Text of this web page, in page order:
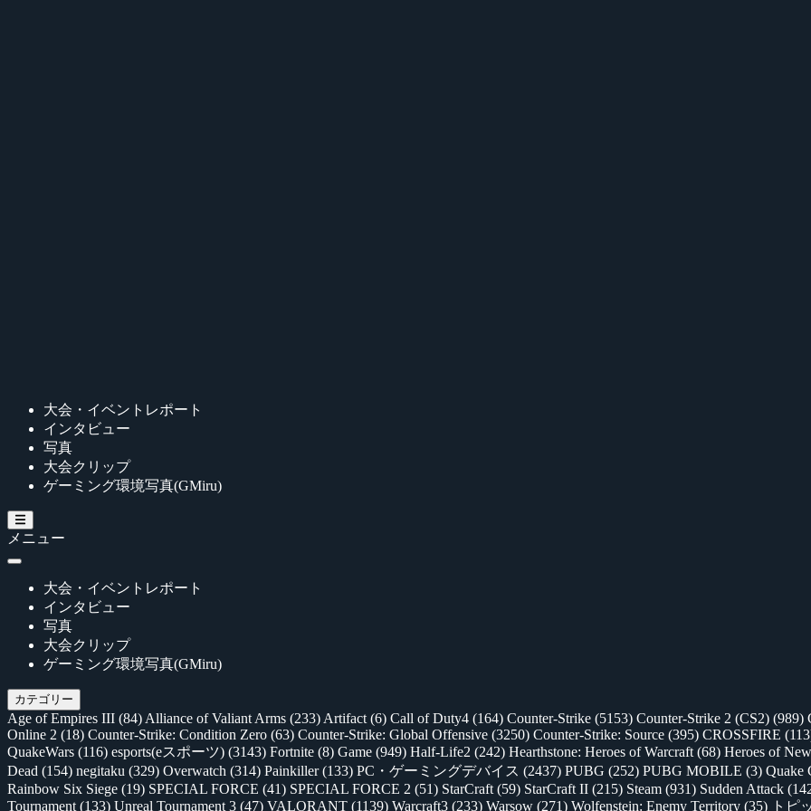
大会・イベントレポート
インタビュー
写真
大会クリップ
ゲーミング環境写真(GMiru)
メニュー
大会・イベントレポート
インタビュー
写真
大会クリップ
ゲーミング環境写真(GMiru)
カテゴリー
Age of Empires III (84) Alliance of Valiant Arms (233) Artifact (6) Call of Duty4 (164) Counter-Strike (5153) Counter-Strike 2 (CS2) (989)
Online 2 (18) Counter-Strike: Condition Zero (63) Counter-Strike: Global Offensive (3250) Counter-Strike: Source (395) CROSSFIRE
QuakeWars (116) esports(eスポーツ) (3143) Fortnite (8) Game (949) Half-Life2 (242) Hearthstone: Heroes of Warcraft (68) Heroes of
Dead (154) negitaku (329) Overwatch (314) Painkiller(133) PC・ゲーミングデバイス (2437) PUBG (252) PUBG MOBILE (3) Quake
Rainbow Six Siege (19) SPECIAL FORCE (41) SPECIAL FORCE 2 (51) StarCraft (59) StarCraft II (215) Steam (931) Sudden Attack
Tournament (133) Unreal Tournament 3 (47) VALORANT (1139) Warcraft3 (233) Warsow (271) Wolfenstein: Enemy Territory (35) トピ